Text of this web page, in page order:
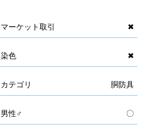
マーケット取引 ✖
染色 ✖
カテゴリ 胴防具
男性♂ 〇